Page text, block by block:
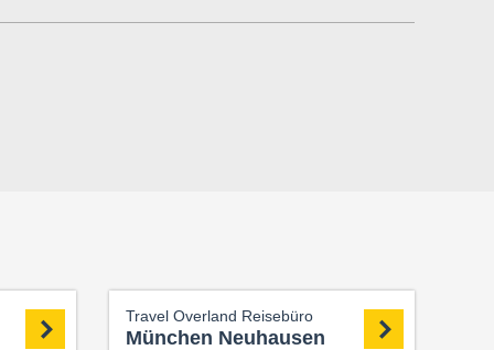
Travel Overland Reisebüro
München Neuhausen